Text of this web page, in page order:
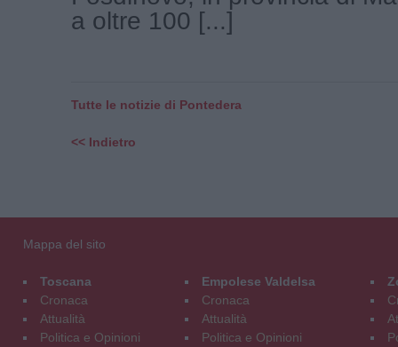
a oltre 100 [...]
Tutte le notizie di Pontedera
<< Indietro
Mappa del sito
Toscana
Cronaca
Attualità
Politica e Opinioni
Empolese Valdelsa
Cronaca
Attualità
Politica e Opinioni